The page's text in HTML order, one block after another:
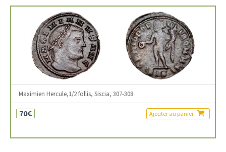
Maximien Hercule,1/2 follis, Siscia, 307-308
70€ Ajouter au panier